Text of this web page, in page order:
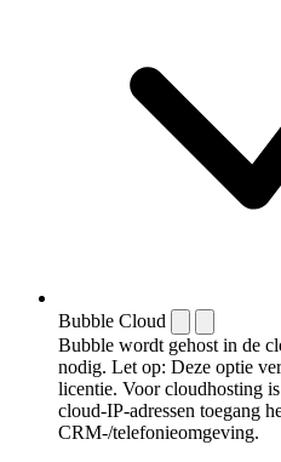
Bubble Cloud
Bubble wordt gehost in de
nodig. Let op: Deze optie
licentie. Voor cloudhosting
cloud-IP-adressen toegang
CRM-/telefonieomgeving.